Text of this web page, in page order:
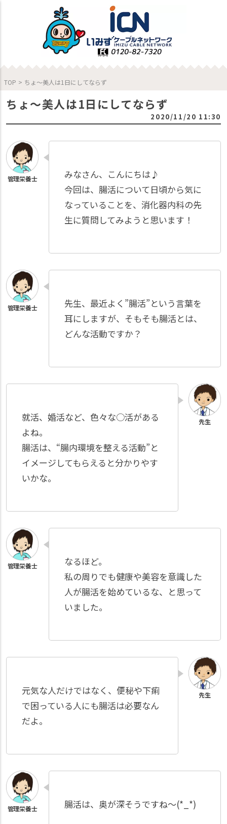
TOP > ちょ～美人は1日にしてならず
ちょ～美人は1日にしてならず
2020/11/20 11:30
みなさん、こんにちは♪
今回は、腸活について日頃から気に
なっていることを、消化器内科の先
生に質問してみようと思います！
先生、最近よく”腸活”という言葉を
耳にしますが、そもそも腸活とは、
どんな活動ですか？
就活、婚活など、色々な○活がある
よね。
腸活は、“腸内環境を整える活動”と
イメージしてもらえると分かりやす
いかな。
なるほど。
私の周りでも健康や美容を意識した
人が腸活を始めているな、と思って
いました。
元気な人だけではなく、便秘や下痢
で困っている人にも腸活は必要なん
だよ。
腸活は、奥が深そうですね～(*_*)